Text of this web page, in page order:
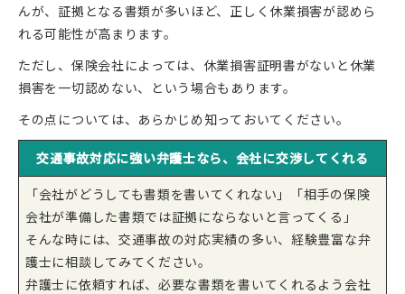
んが、証拠となる書類が多いほど、正しく休業損害が認めら
れる可能性が高まります。
ただし、保険会社によっては、休業損害証明書がないと休業
損害を一切認めない、という場合もあります。
その点については、あらかじめ知っておいてください。
交通事故対応に強い弁護士なら、会社に交渉してくれる
「会社がどうしても書類を書いてくれない」「相手の保険
会社が準備した書類では証拠にならないと言ってくる」
そんな時には、交通事故の対応実績の多い、経験豊富な弁
護士に相談してみてください。
弁護士に依頼すれば、必要な書類を書いてくれるよう会社